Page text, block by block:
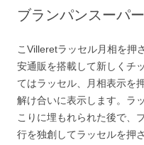
ブランパンスーパ
こVilleretラッセル月相を押
安通販を搭載して新しくチ
てはラッセル、月相表示を
解け合いに表示します。ラ
こりに埋もれられた後で、
行を独創してラッセルを押